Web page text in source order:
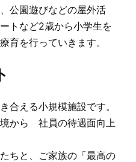
公園遊びなどの屋外活
トなど2歳から小学生を
育を行っていきます。
合える小規模施設です。
から 社員の待遇面向上
ちと、ご家族の「最高の